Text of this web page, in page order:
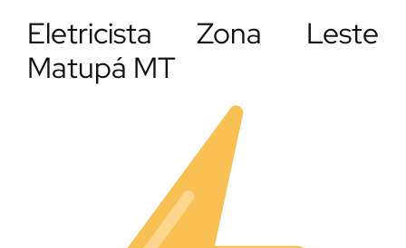
Eletricista Zona Leste
Matupá MT